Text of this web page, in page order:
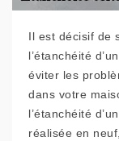
Il est décisif de
l’étanchéité
éviter les
dans votre
l’étanchéité
réalisée en